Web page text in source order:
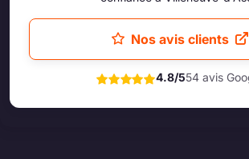
Nos avis clients
4.8/554 avis